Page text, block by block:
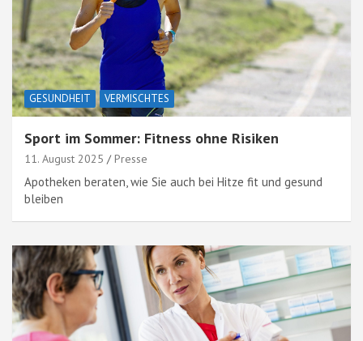
GESUNDHEIT VERMISCHTES
Sport im Sommer: Fitness ohne Risiken
11. August 2025 Presse
Apotheken beraten, wie Sie auch bei Hitze fit und gesund
bleiben